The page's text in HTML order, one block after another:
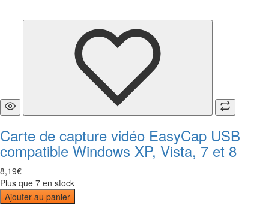
Carte de capture vidéo EasyCap USB
compatible Windows XP, Vista, 7 et 8
8,19€
Plus que 7 en stock
Ajouter au panier